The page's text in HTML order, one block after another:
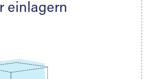
Lagervolumen und zu
einlagern